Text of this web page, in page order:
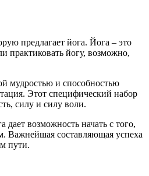
предлагает йога. Йога – это
практиковать йогу, возможно,
мудростью и способностью
Этот специфический набор
силу и силу воли.
дает возможность начать с того,
Важнейшая составляющая успеха
пути.